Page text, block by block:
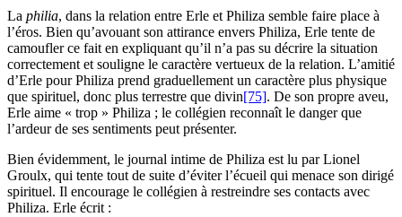
La philia, dans la relation entre Erle et Philiza semble faire place à
l’éros. Bien qu’avouant son attirance envers Philiza, Erle tente de
camoufler ce fait en expliquant qu’il n’a pas su décrire la situation
correctement et souligne le caractère vertueux de la relation. L’amitié
d’Erle pour Philiza prend graduellement un caractère plus physique
que spirituel, donc plus terrestre que divin[75]. De son propre aveu,
Erle aime « trop » Philiza ; le collégien reconnaît le danger que
l’ardeur de ses sentiments peut présenter.
Bien évidemment, le journal intime de Philiza est lu par Lionel
Groulx, qui tente tout de suite d’éviter l’écueil qui menace son dirigé
spirituel. Il encourage le collégien à restreindre ses contacts avec
Philiza. Erle écrit :